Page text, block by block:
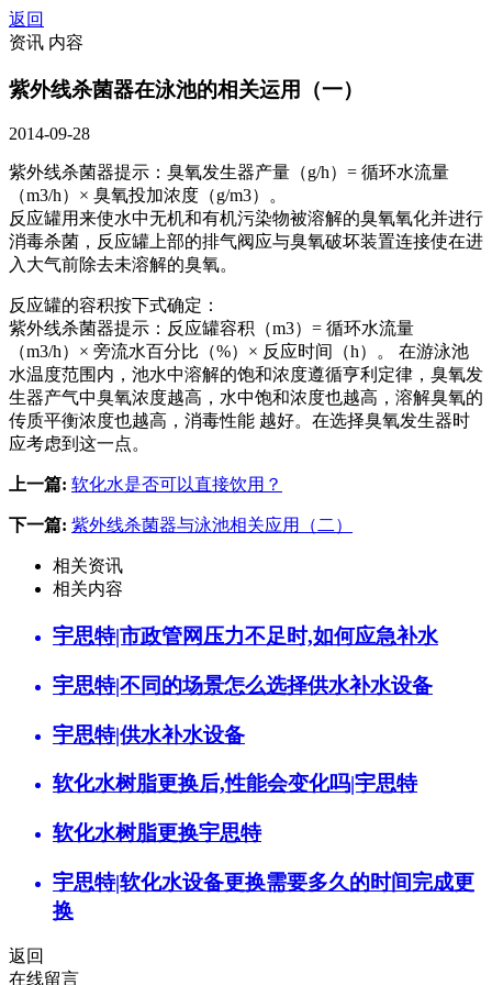
返回
资讯 内容
紫外线杀菌器在泳池的相关运用（一）
2014-09-28
紫外线杀菌器提示：臭氧发生器产量（g/h）= 循环水流量
（m3/h）× 臭氧投加浓度（g/m3）。
反应罐用来使水中无机和有机污染物被溶解的臭氧氧化并进行
消毒杀菌，反应罐上部的排气阀应与臭氧破坏装置连接使在进
入大气前除去未溶解的臭氧。
反应罐的容积按下式确定：
紫外线杀菌器提示：反应罐容积（m3）= 循环水流量
（m3/h）× 旁流水百分比（%）× 反应时间（h）。 在游泳池
水温度范围内，池水中溶解的饱和浓度遵循亨利定律，臭氧发
生器产气中臭氧浓度越高，水中饱和浓度也越高，溶解臭氧的
传质平衡浓度也越高，消毒性能 越好。在选择臭氧发生器时
应考虑到这一点。
上一篇: 软化水是否可以直接饮用？
下一篇: 紫外线杀菌器与泳池相关应用（二）
相关资讯
相关内容
宇思特|市政管网压力不足时,如何应急补水
宇思特|不同的场景怎么选择供水补水设备
宇思特|供水补水设备
软化水树脂更换后,性能会变化吗|宇思特
软化水树脂更换宇思特
宇思特|软化水设备更换需要多久的时间完成更
换
返回
在线留言